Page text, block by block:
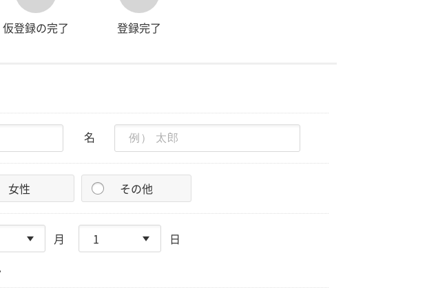
仮登録の完了 登録完了
名
女性 その他
月 日